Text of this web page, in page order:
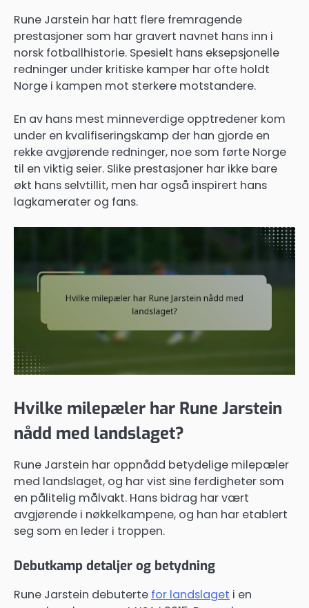
Rune Jarstein har hatt flere fremragende
prestasjoner som har gravert navnet hans inn i
norsk fotballhistorie. Spesielt hans eksepsjonelle
redninger under kritiske kamper har ofte holdt
Norge i kampen mot sterkere motstandere.
En av hans mest minneverdige opptredener kom
under en kvalifiseringskamp der han gjorde en
rekke avgjørende redninger, noe som førte Norge
til en viktig seier. Slike prestasjoner har ikke bare
økt hans selvtillit, men har også inspirert hans
lagkamerater og fans.
Hvilke milepæler har Rune Jarstein
nådd med landslaget?
Rune Jarstein har oppnådd betydelige milepæler
med landslaget, og har vist sine ferdigheter som
en pålitelig målvakt. Hans bidrag har vært
avgjørende i nøkkelkampene, og han har etablert
seg som en leder i troppen.
Debutkamp detaljer og betydning
Rune Jarstein debuterte for landslaget i en